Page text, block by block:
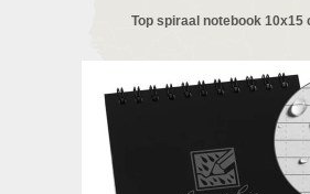
Top spiraal notebook 10x15